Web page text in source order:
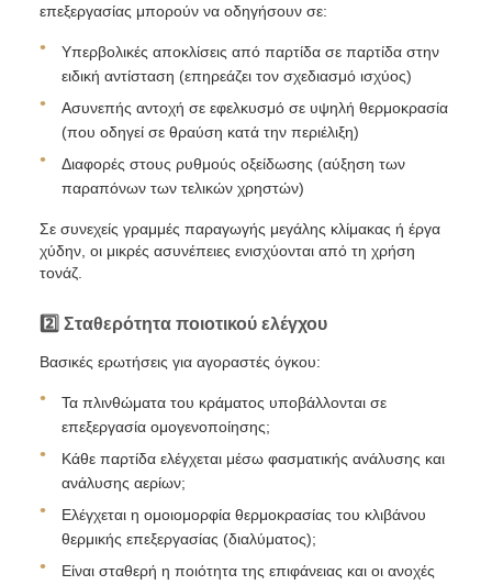
επεξεργασίας μπορούν να οδηγήσουν σε:
Υπερβολικές αποκλίσεις από παρτίδα σε παρτίδα στην
ειδική αντίσταση (επηρεάζει τον σχεδιασμό ισχύος)
Ασυνεπής αντοχή σε εφελκυσμό σε υψηλή θερμοκρασία
(που οδηγεί σε θραύση κατά την περιέλιξη)
Διαφορές στους ρυθμούς οξείδωσης (αύξηση των
παραπόνων των τελικών χρηστών)
Σε συνεχείς γραμμές παραγωγής μεγάλης κλίμακας ή έργα
χύδην, οι μικρές ασυνέπειες ενισχύονται από τη χρήση
τονάζ.
2️⃣ Σταθερότητα ποιοτικού ελέγχου
Βασικές ερωτήσεις για αγοραστές όγκου:
Τα πλινθώματα του κράματος υποβάλλονται σε
επεξεργασία ομογενοποίησης;
Κάθε παρτίδα ελέγχεται μέσω φασματικής ανάλυσης και
ανάλυσης αερίων;
Ελέγχεται η ομοιομορφία θερμοκρασίας του κλιβάνου
θερμικής επεξεργασίας (διαλύματος);
Είναι σταθερή η ποιότητα της επιφάνειας και οι ανοχές